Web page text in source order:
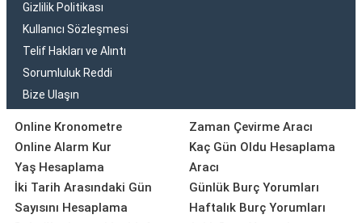
Gizlilik Politikası
Kullanıcı Sözleşmesi
Telif Hakları ve Alıntı
Sorumluluk Reddi
Bize Ulaşın
Online Kronometre
Online Alarm Kur
Yaş Hesaplama
İki Tarih Arasındaki Gün
Sayısını Hesaplama
Zaman Çevirme Aracı
Kaç Gün Oldu Hesaplama
Aracı
Günlük Burç Yorumları
Haftalık Burç Yorumları